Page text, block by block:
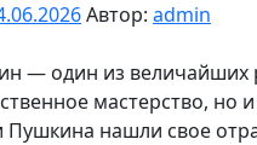
Автор: admin
— один из величайших
мастерство, но
нашли свое